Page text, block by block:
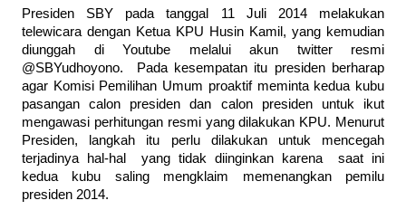
Presiden SBY pada tanggal 11 Juli 2014 melakukan
telewicara dengan Ketua KPU Husin Kamil, yang kemudian
diunggah di Youtube melalui akun twitter resmi
@SBYudhoyono. Pada kesempatan itu presiden berharap
agar Komisi Pemilihan Umum proaktif meminta kedua kubu
pasangan calon presiden dan calon presiden untuk ikut
mengawasi perhitungan resmi yang dilakukan KPU. Menurut
Presiden, langkah itu perlu dilakukan untuk mencegah
terjadinya hal-hal yang tidak diinginkan karena saat ini
kedua kubu saling mengklaim memenangkan pemilu
presiden 2014.